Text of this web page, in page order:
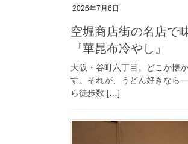
2026年7月6日
空堀商店街の名店で
『華昆布冷やし』
大阪・谷町六丁目。どこか懐
す。それが、うどん好きなら
ら徒歩数 […]